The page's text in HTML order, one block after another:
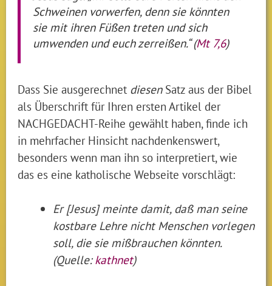
Schweinen vorwerfen, denn sie könnten
sie mit ihren Füßen treten und sich
umwenden und euch zerreißen.“ (Mt 7,6)
Dass Sie ausgerechnet diesenSatz aus der Bibel
als Überschrift für Ihren ersten Artikel der
NACHGEDACHT-Reihe gewählt haben, finde ich
in mehrfacher Hinsicht nachdenkenswert,
besonders wenn man ihn so interpretiert, wie
das es eine katholische Webseite vorschlägt:
Er [Jesus] meinte damit, daß man seine
kostbare Lehre nicht Menschen vorlegen
soll, die sie mißbrauchen könnten.
(Quelle:kathnet)